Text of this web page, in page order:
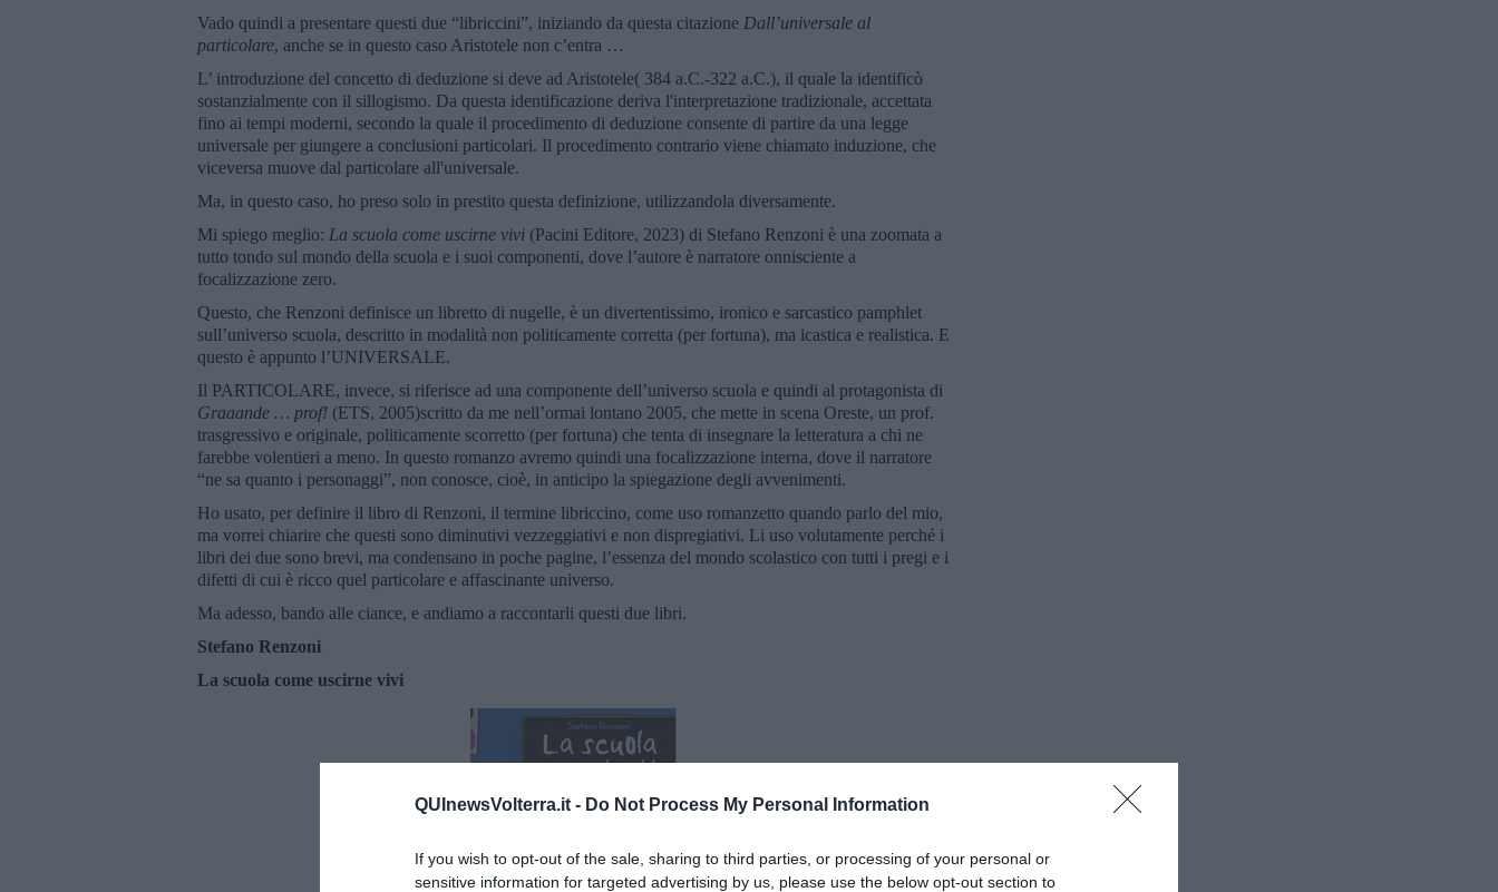
QUInewsVolterra.it - Do Not Process My Personal Information
If you wish to opt-out of the sale, sharing to third parties, or processing of your personal or
sensitive information for targeted advertising by us, please use the below opt-out section to
Vado quindi a presentare questi due “libriccini”, iniziando da questa citazione Dall’universale al
particolare, anche se in questo caso Aristotele non c’entra …
L’ introduzione del concetto di deduzione si deve ad Aristotele( 384 a.C.-322 a.C.), il quale la identificò
sostanzialmente con il sillogismo. Da questa identificazione deriva l'interpretazione tradizionale, accettata
fino ai tempi moderni, secondo la quale il procedimento di deduzione consente di partire da una legge
universale per giungere a conclusioni particolari. Il procedimento contrario viene chiamato induzione, che
viceversa muove dal particolare all'universale.
Ma, in questo caso, ho preso solo in prestito questa definizione, utilizzandola diversamente.
Mi spiego meglio: La scuola come uscirne vivi (Pacini Editore, 2023) di Stefano Renzoni è una zoomata a
tutto tondo sul mondo della scuola e i suoi componenti, dove l’autore è narratore onnisciente a
focalizzazione zero.
Questo, che Renzoni definisce un libretto di nugelle, è un divertentissimo, ironico e sarcastico pamphlet
sull’universo scuola, descritto in modalità non politicamente corretta (per fortuna), ma icastica e realistica. E
questo è appunto l’UNIVERSALE.
Il PARTICOLARE, invece, si riferisce ad una componente dell’universo scuola e quindi al protagonista di
Graaande … prof! (ETS, 2005)scritto da me nell’ormai lontano 2005, che mette in scena Oreste, un prof.
trasgressivo e originale, politicamente scorretto (per fortuna) che tenta di insegnare la letteratura a chi ne
farebbe volentieri a meno. In questo romanzo avremo quindi una focalizzazione interna, dove il narratore
“ne sa quanto i personaggi”, non conosce, cioè, in anticipo la spiegazione degli avvenimenti.
Ho usato, per definire il libro di Renzoni, il termine libriccino, come uso romanzetto quando parlo del mio,
ma vorrei chiarire che questi sono diminutivi vezzeggiativi e non dispregiativi. Li uso volutamente perché i
libri dei due sono brevi, ma condensano in poche pagine, l’essenza del mondo scolastico con tutti i pregi e i
difetti di cui è ricco quel particolare e affascinante universo.
Ma adesso, bando alle ciance, e andiamo a raccontarli questi due libri.
Stefano Renzoni
La scuola come uscirne vivi